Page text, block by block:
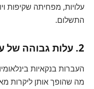
עלויות, מפחיתה שקיפות
התשלום.
2. עלות גבוהה של עסקאות והמרת מטבע
מה שהופך אותן ליקרות